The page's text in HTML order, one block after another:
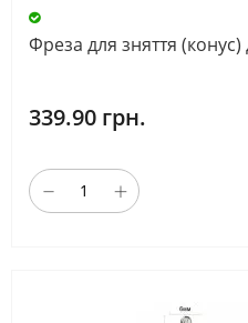
Фреза для зняття
339.90 грн.